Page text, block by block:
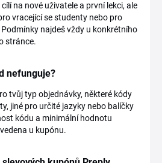
na nové uživatele a první lekci, ale
vracející se studenty nebo pro
najdeš vždy u konkrétního
stránce.
nefunguje?
tvůj typ objednávky, některé kódy
jiné pro určité jazyky nebo balíčky
kódu a minimální hodnotu
u kupónu.